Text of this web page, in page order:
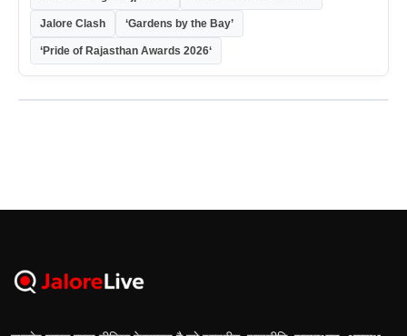
Jalore Clash ‘Gardens by the Bay’
‘Pride of Rajasthan Awards 2026‘